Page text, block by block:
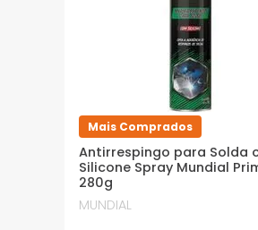
Mais Comprados
Antirrespingo para Solda
Silicone Spray Mundial
280g
MUNDIAL